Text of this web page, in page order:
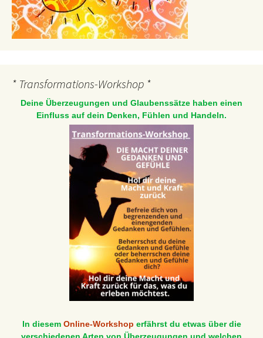
* Transformations-Workshop *
Deine Überzeugungen und Glaubenssätze haben einen
Einfluss auf dein Denken, Fühlen und Handeln.
In diesem Online-Workshop erfährst du etwas über die